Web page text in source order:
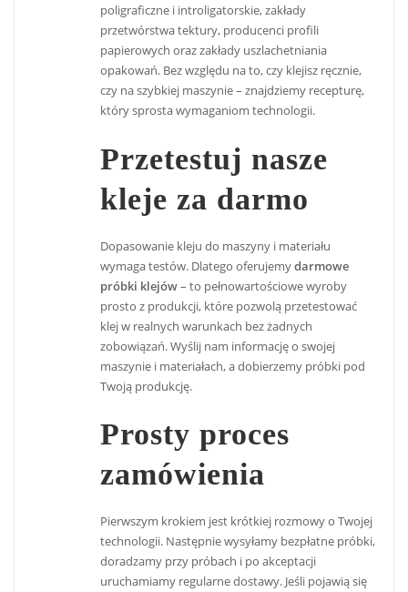
poligraficzne i introligatorskie, zakłady
przetwórstwa tektury, producenci profili
papierowych oraz zakłady uszlachetniania
opakowań. Bez względu na to, czy klejisz ręcznie,
czy na szybkiej maszynie – znajdziemy recepturę,
który sprosta wymaganiom technologii.
Przetestuj nasze
kleje za darmo
Dopasowanie kleju do maszyny i materiału
wymaga testów. Dlatego oferujemydarmowe
próbki klejów– to pełnowartościowe wyroby
prosto z produkcji, które pozwolą przetestować
klej w realnych warunkach bez żadnych
zobowiązań. Wyślij nam informację o swojej
maszynie i materiałach, a dobierzemy próbki pod
Twoją produkcję.
Prosty proces
zamówienia
Pierwszym krokiem jest krótkiej rozmowy o Twojej
technologii. Następnie wysyłamy bezpłatne próbki,
doradzamy przy próbach i po akceptacji
uruchamiamy regularne dostawy. Jeśli pojawią się